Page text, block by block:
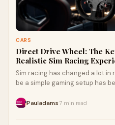
CARS
Direct Drive Wheel: The
Realistic Sim Racing
Sim racing has changed a lot in
be a simple gaming setup has
environment for many
Pauladams 7 min read